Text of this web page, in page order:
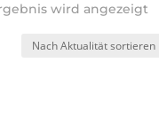
wird angezeigt